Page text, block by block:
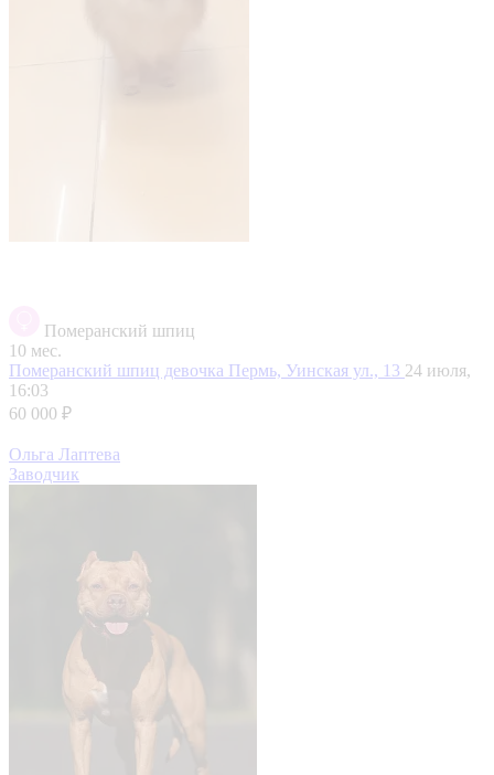
Померанский шпиц
10 мес.
Померанский шпиц девочка Пермь, Уинская ул., 13 24 июля,
16:03
60 000 ₽
Ольга Лаптева
Заводчик